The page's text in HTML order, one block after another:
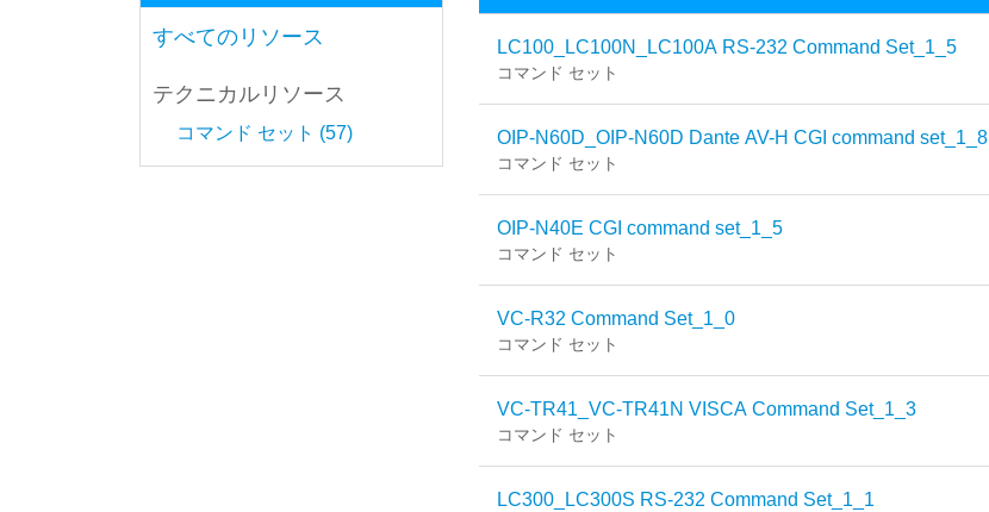
すべてのリソース
テクニカルリソース
コマンド セット (57)
LC100_LC100N_LC100A RS-232 Command Set_1_5
コマンド セット
OIP-N60D_OIP-N60D Dante AV-H CGI command set_1_8
コマンド セット
OIP-N40E CGI command set_1_5
コマンド セット
VC-R32 Command Set_1_0
コマンド セット
VC-TR41_VC-TR41N VISCA Command Set_1_3
コマンド セット
LC300_LC300S RS-232 Command Set_1_1